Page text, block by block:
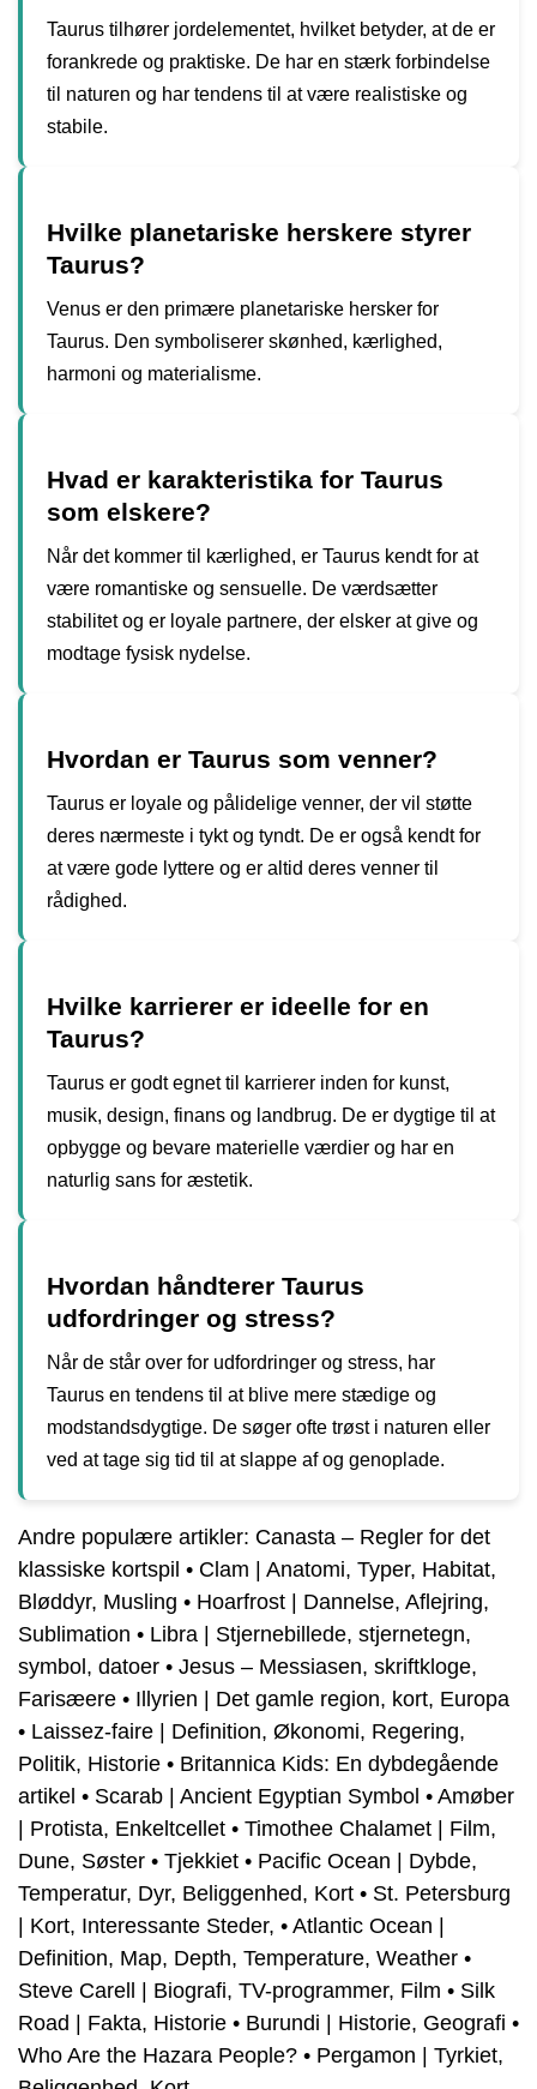
Taurus tilhører jordelementet, hvilket betyder, at de er
forankrede og praktiske. De har en stærk forbindelse
til naturen og har tendens til at være realistiske og
stabile.
Hvilke planetariske herskere styrer
Taurus?
Venus er den primære planetariske hersker for
Taurus. Den symboliserer skønhed, kærlighed,
harmoni og materialisme.
Hvad er karakteristika for Taurus
som elskere?
Når det kommer til kærlighed, er Taurus kendt for at
være romantiske og sensuelle. De værdsætter
stabilitet og er loyale partnere, der elsker at give og
modtage fysisk nydelse.
Hvordan er Taurus som venner?
Taurus er loyale og pålidelige venner, der vil støtte
deres nærmeste i tykt og tyndt. De er også kendt for
at være gode lyttere og er altid deres venner til
rådighed.
Hvilke karrierer er ideelle for en
Taurus?
Taurus er godt egnet til karrierer inden for kunst,
musik, design, finans og landbrug. De er dygtige til at
opbygge og bevare materielle værdier og har en
naturlig sans for æstetik.
Hvordan håndterer Taurus
udfordringer og stress?
Når de står over for udfordringer og stress, har
Taurus en tendens til at blive mere stædige og
modstandsdygtige. De søger ofte trøst i naturen eller
ved at tage sig tid til at slappe af og genoplade.
Andre populære artikler: Canasta – Regler for det
klassiske kortspil • Clam | Anatomi, Typer, Habitat,
Bløddyr, Musling • Hoarfrost | Dannelse, Aflejring,
Sublimation • Libra | Stjernebillede, stjernetegn,
symbol, datoer • Jesus – Messiasen, skriftkloge,
Farisæere • Illyrien | Det gamle region, kort, Europa
• Laissez-faire | Definition, Økonomi, Regering,
Politik, Historie • Britannica Kids: En dybdegående
artikel • Scarab | Ancient Egyptian Symbol • Amøber
| Protista, Enkeltcellet • Timothee Chalamet | Film,
Dune, Søster • Tjekkiet • Pacific Ocean | Dybde,
Temperatur, Dyr, Beliggenhed, Kort • St. Petersburg
| Kort, Interessante Steder, • Atlantic Ocean |
Definition, Map, Depth, Temperature, Weather •
Steve Carell | Biografi, TV-programmer, Film • Silk
Road | Fakta, Historie • Burundi | Historie, Geografi •
Who Are the Hazara People? • Pergamon | Tyrkiet,